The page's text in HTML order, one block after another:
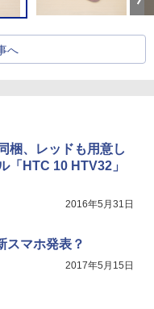
へ
梱、レッドも用意し
「HTC 10 HTV32」
2016年5月31日
スマホ発表？
2017年5月15日